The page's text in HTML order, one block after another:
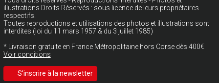
illustrations Droits Réservés : sous licence de leurs propriétaires
respectifs.
Toutes reproductions et utilisations des photos et illustrations sont
interdites (loi du 11 mars 1957 & du 3 juillet 1985)
* Livraison gratuite en France Métropolitaine hors Corse dès 400€
Voir conditions
S'inscrire à la newsletter